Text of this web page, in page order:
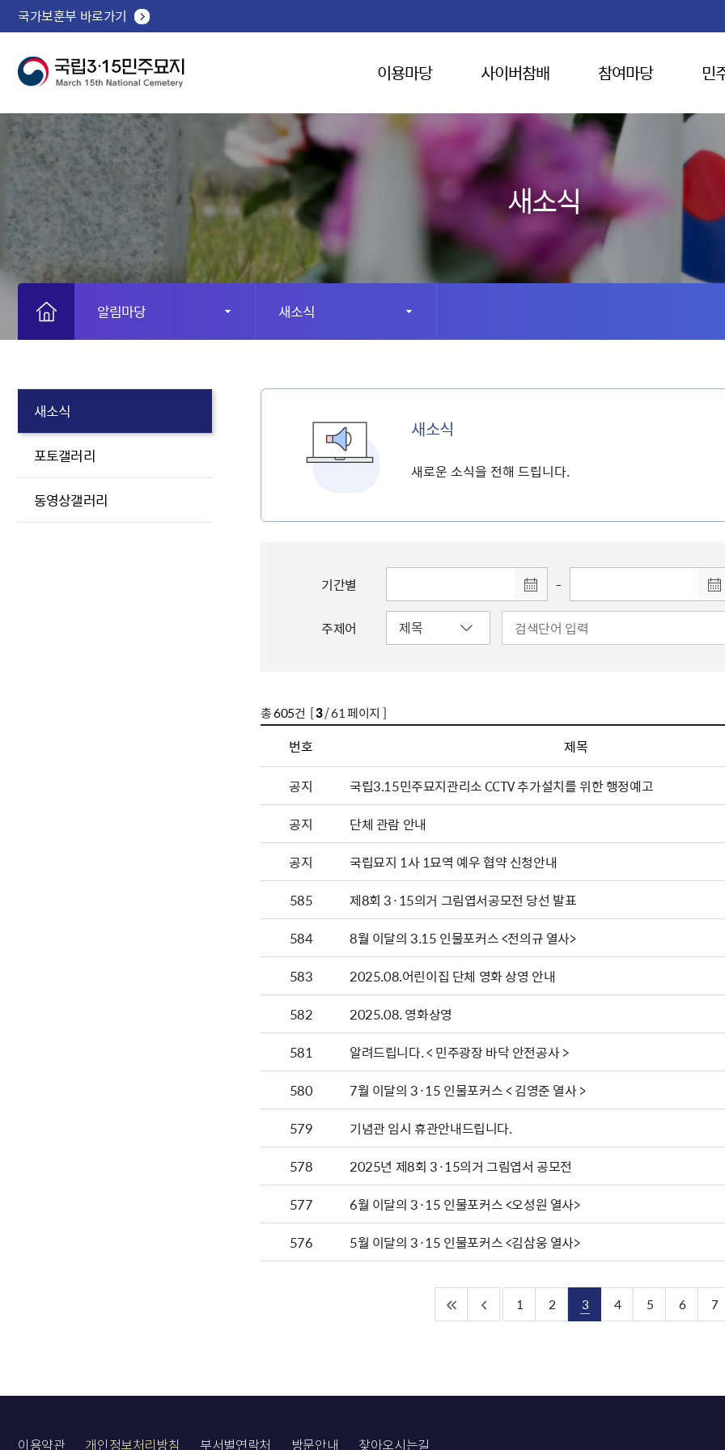
국가보훈부 바로가기
이용마당 사이버참배 참여마당 민
새소식
알림마당 새소식
새소식
포토갤러리
동영상갤러리
새소식
새로운 소식을 전해 드립니다.
기간별 -
주제어
총605건 [3/ 61 페이지 ]
번호 제목
공지
국립3.15민주묘지관리소 CCTV 추가설치를 위한 행정예고
공지
단체 관람 안내
공지
국립묘지 1사 1묘역 예우 협약 신청안내
585
제8회 3·15의거 그림엽서공모전 당선 발표
584
8월 이달의 3.15 인물포커스 <전의규 열사>
583
2025.08.어린이집 단체 영화 상영 안내
582
2025.08. 영화상영
581
알려드립니다. < 민주광장 바닥 안전공사 >
580
7월 이달의 3·15 인물포커스 < 김영준 열사 >
579
기념관 임시 휴관안내드립니다.
578
2025년 제8회 3·15의거 그림엽서 공모전
577
6월 이달의 3·15 인물포커스 <오성원 열사>
576
5월 이달의 3·15 인물포커스 <김삼웅 열사>
1 2 3 4 5 6 7
이용약관 개인정보처리방침 부서별연락처 방문안내 찾아오시는길